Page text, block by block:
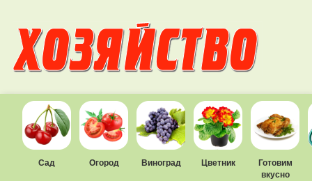
Сад Огород Виноград Цветник
Готовим
вкусно